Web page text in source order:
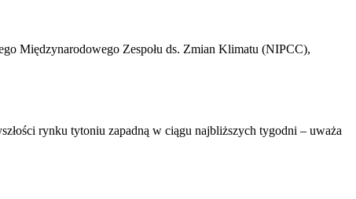
Międzynarodowego Zespołu ds. Zmian Klimatu (NIPCC),
rynku tytoniu zapadną w ciągu najbliższych tygodni – uważa